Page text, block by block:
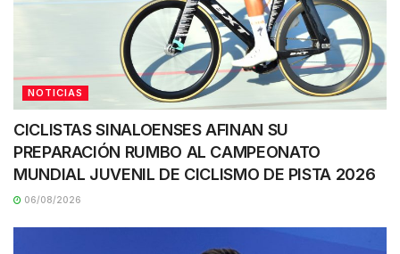
NOTICIAS
CICLISTAS SINALOENSES AFINAN SU
PREPARACIÓN RUMBO AL CAMPEONATO
MUNDIAL JUVENIL DE CICLISMO DE PISTA 2026
06/08/2026